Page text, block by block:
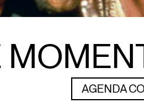
AGENDA